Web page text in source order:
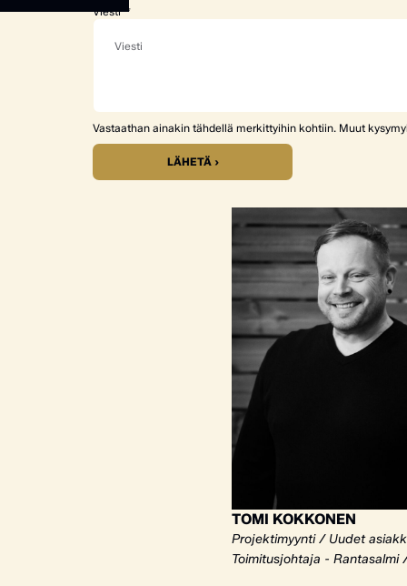
Viesti
Vastaathan ainakin tähdellä merkittyihin kohtiin. Muut
LÄHETÄ ›
TOMI KOKKONEN
Projektimyynti / Uudet
Toimitusjohtaja - Rantasalmi